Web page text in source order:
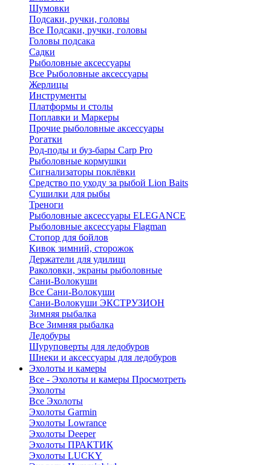
Шумовки
Подсаки, ручки, головы
Все Подсаки, ручки, головы
Головы подсака
Садки
Рыболовные аксессуары
Все Рыболовные аксессуары
Жерлицы
Инструменты
Платформы и столы
Поплавки и Маркеры
Прочие рыболовные аксессуары
Рогатки
Род-поды и буз-бары Carp Pro
Рыболовные кормушки
Сигнализаторы поклёвки
Средство по уходу за рыбой Lion Baits
Сушилки для рыбы
Треноги
Рыболовные аксессуары ELEGANCE
Рыболовные аксессуары Flagman
Стопор для бойлов
Кивок зимний, сторожок
Держатели для удилищ
Раколовки, экраны рыболовные
Сани-Волокуши
Все Сани-Волокуши
Сани-Волокуши ЭКСТРУЗИОН
Зимняя рыбалка
Все Зимняя рыбалка
Ледобуры
Шуруповерты для ледобуров
Шнеки и аксессуары для ледобуров
Эхолоты и камеры
Все - Эхолоты и камеры Просмотреть
Эхолоты
Все Эхолоты
Эхолоты Garmin
Эхолоты Lowrance
Эхолоты Deeper
Эхолоты ПРАКТИК
Эхолоты LUCKY